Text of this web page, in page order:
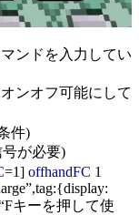
ンドを入力してい
ンオフ可能にして
件)
号が必要)
=1] offhandFC 1
キーを押して使